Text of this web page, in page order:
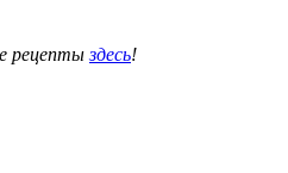
рецептыздесь!